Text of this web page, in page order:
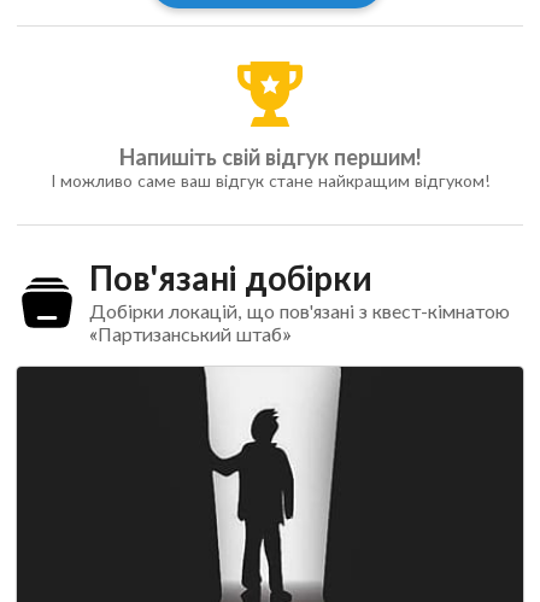
Напишіть свій відгук першим!
І можливо саме ваш відгук стане найкращим відгуком!
Пов'язані добірки
Добірки локацій, що пов'язані з квест-кімнатою
«Партизанський штаб»